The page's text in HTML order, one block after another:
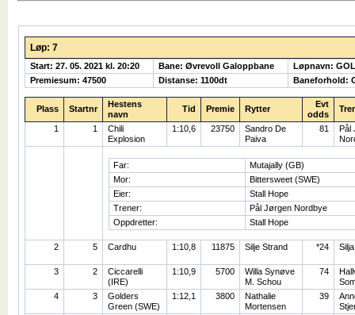
Løp: 7
Start: 27. 05. 2021 kl. 20:20 Bane: Øvrevoll Galoppbane
Løpnavn:
Premiesum: 47500
Distanse: 1100dt Baneforhold:
Plass Startnr
Hestens
navn
Tid Premie Rytter
Evt
odds
1 1
Chili
Explosion
1:10,6 23750
Sandro De
Paiva
81
Pål
Far:
Mutajally (GB)
Mor:
Bittersweet (SWE)
Eier:
Stall Hope
Trener:
Pål Jørgen Nordbye
Oppdretter:
Stall Hope
2 5 Cardhu 1:10,8 11875 Silje Strand *24
3 2
Ciccarelli
(IRE)
1:10,9 5700
Willa Synøve
M. Schou
74
4
3
Golders
Green (SWE)
1:12,1 3800
Nathalie
Mortensen
39